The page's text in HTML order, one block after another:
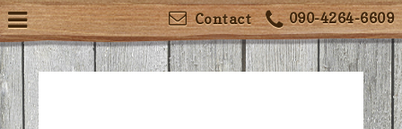
090-4264-6609
Contact